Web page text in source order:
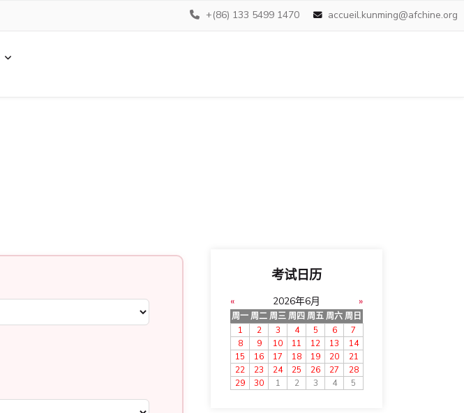
+(86) 133 5499 1470 accueil.kunming@afchine.org
考试日历
« 2026年6月 »
周一 周二 周三 周四 周五 周六 周日
1
2 3 4 5 6
7
8
9 10 11 12 13
14
15
16 17 18 19 20
21
22
23 24 25 26 27
28
29
30 1 2 3 4 5